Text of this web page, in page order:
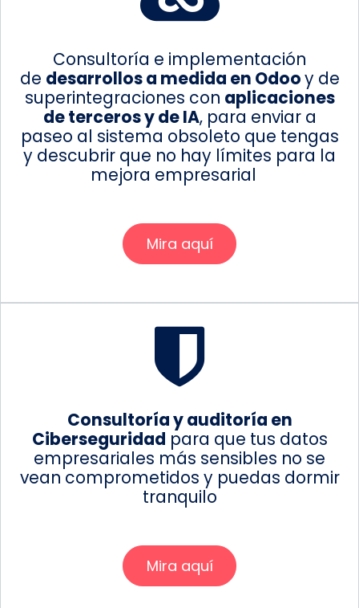
Consultoría e implementación
de desarrollos a medida en Odooy de
superintegraciones con aplicaciones
de terceros y de IA, para enviar a
paseo al sistema obsoleto que tengas
y descubrir que no hay límites para la
mejora empresarial
Mira aquí
Consultoría y auditoría en
Ciberseguridad para que tus datos
empresariales más sensibles no se
vean comprometidos y puedas dormir
tranquilo
Mira aquí